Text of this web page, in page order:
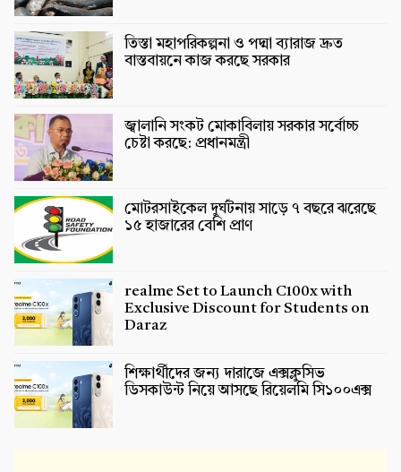
তিস্তা মহাপরিকল্পনা ও পদ্মা ব্যারাজ দ্রুত
বাস্তবায়নে কাজ করছে সরকার
জ্বালানি সংকট মোকাবিলায় সরকার সর্বোচ্চ
চেষ্টা করছে: প্রধানমন্ত্রী
মোটরসাইকেল দুর্ঘটনায় সাড়ে ৭ বছরে ঝরেছে
১৫ হাজারের বেশি প্রাণ
realme Set to Launch C100x with
Exclusive Discount for Students on
Daraz
শিক্ষার্থীদের জন্য দারাজে এক্সক্লুসিভ
ডিসকাউন্ট নিয়ে আসছে রিয়েলমি সি১০০এক্স